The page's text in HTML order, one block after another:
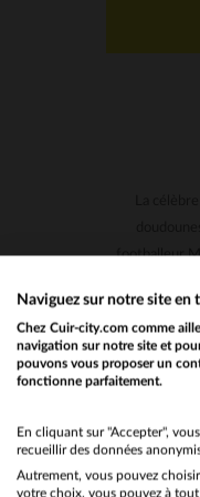
footballeur
fourrures
affronter les
avec le
garde-robe
également
retrouverez
pouvez
Naviguez sur notre site
Chez Cuir-city.com comme
navigation sur notre site et
pouvons vous proposer un
fonctionne parfaitement.
En cliquant sur "Accepter",
recueillir des données
Autrement, vous pouvez
votre choix, vous pouvez à